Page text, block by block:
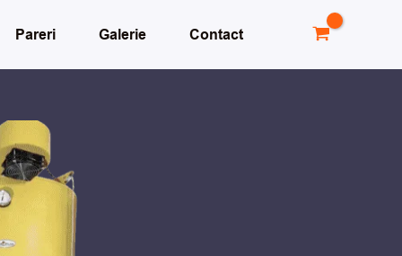
Pareri Galerie Contact